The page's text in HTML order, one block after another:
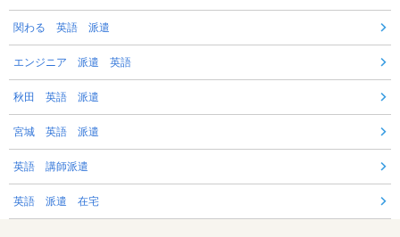
関わる 英語 派遣
エンジニア 派遣 英語
秋田 英語 派遣
宮城 英語 派遣
英語 講師派遣
英語 派遣 在宅